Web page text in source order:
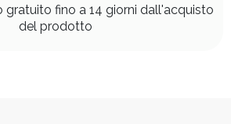
gratuito fino a 14 giorni dall'acquisto
del prodotto